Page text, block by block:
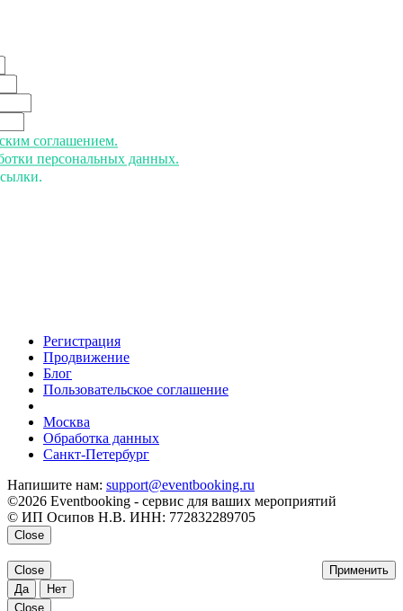
соглашением.
персональных данных.
Регистрация
Продвижение
Блог
Пользовательское соглашение
Москва
Обработка данных
Санкт-Петербург
Напишите нам: support@eventbooking.ru
©2026 Eventbooking - сервис для ваших мероприятий
© ИП Осипов Н.В. ИНН: 772832289705
Close
Применить
Close
Да
Нет
Close